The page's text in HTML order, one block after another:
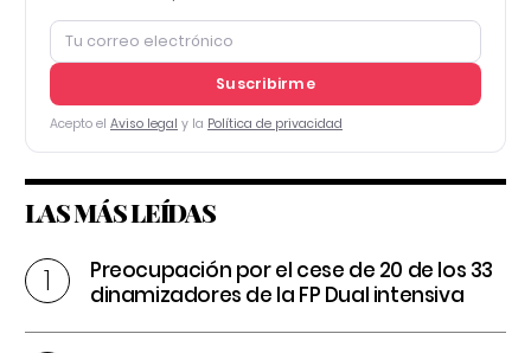
Suscribirme
Acepto el Aviso legal y la Política de privacidad
LAS MÁS LEÍDAS
Preocupación por el cese de 20 de los 33
dinamizadores de la FP Dual intensiva